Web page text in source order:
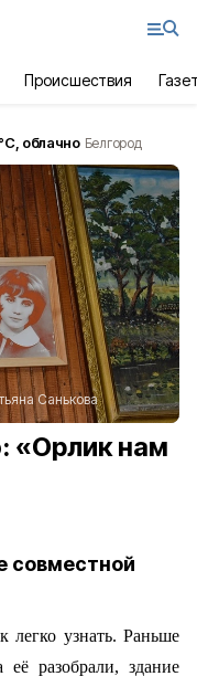
Происшествия
облачно Белгород
Санькова
«Орлик нам
совместной
узнать. Раньше
её разобрали, здание